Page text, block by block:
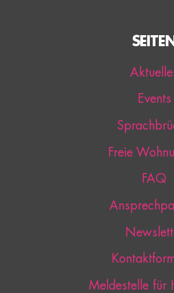
SEITEN
Events
Freie
FAQ
Meldestelle für